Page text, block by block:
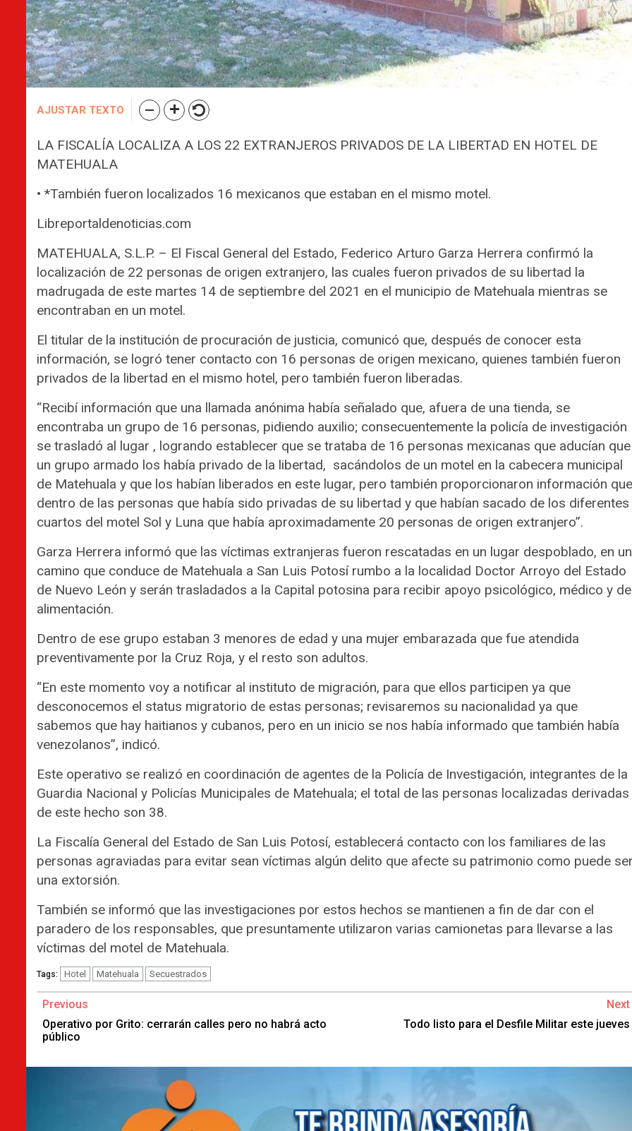
AJUSTAR TEXTO
LA FISCALÍA LOCALIZA A LOS 22 EXTRANJEROS PRIVADOS DE LA LIBERTAD EN HOTEL DE
MATEHUALA
• *También fueron localizados 16 mexicanos que estaban en el mismo motel.
Libreportaldenoticias.com
MATEHUALA, S.L.P. – El Fiscal General del Estado, Federico Arturo Garza Herrera confirmó la
localización de 22 personas de origen extranjero, las cuales fueron privados de su libertad la
madrugada de este martes 14 de septiembre del 2021 en el municipio de Matehuala mientras se
encontraban en un motel.
El titular de la institución de procuración de justicia, comunicó que, después de conocer esta
información, se logró tener contacto con 16 personas de origen mexicano, quienes también fueron
privados de la libertad en el mismo hotel, pero también fueron liberadas.
“Recibí información que una llamada anónima había señalado que, afuera de una tienda, se
encontraba un grupo de 16 personas, pidiendo auxilio; consecuentemente la policía de investigación
se trasladó al lugar , logrando establecer que se trataba de 16 personas mexicanas que aducían que
un grupo armado los había privado de la libertad, sacándolos de un motel en la cabecera municipal
de Matehuala y que los habían liberados en este lugar, pero también proporcionaron información que
dentro de las personas que había sido privadas de su libertad y que habían sacado de los diferentes
cuartos del motel Sol y Luna que había aproximadamente 20 personas de origen extranjero”.
Garza Herrera informó que las víctimas extranjeras fueron rescatadas en un lugar despoblado, en un
camino que conduce de Matehuala a San Luis Potosí rumbo a la localidad Doctor Arroyo del Estado
de Nuevo León y serán trasladados a la Capital potosina para recibir apoyo psicológico, médico y de
alimentación.
Dentro de ese grupo estaban 3 menores de edad y una mujer embarazada que fue atendida
preventivamente por la Cruz Roja, y el resto son adultos.
“En este momento voy a notificar al instituto de migración, para que ellos participen ya que
desconocemos el status migratorio de estas personas; revisaremos su nacionalidad ya que
sabemos que hay haitianos y cubanos, pero en un inicio se nos había informado que también había
venezolanos”, indicó.
Este operativo se realizó en coordinación de agentes de la Policía de Investigación, integrantes de la
Guardia Nacional y Policías Municipales de Matehuala; el total de las personas localizadas derivadas
de este hecho son 38.
La Fiscalía General del Estado de San Luis Potosí, establecerá contacto con los familiares de las
personas agraviadas para evitar sean víctimas algún delito que afecte su patrimonio como puede
una extorsión.
También se informó que las investigaciones por estos hechos se mantienen a fin de dar con el
paradero de los responsables, que presuntamente utilizaron varias camionetas para llevarse a las
víctimas del motel de Matehuala.
Tags: Hotel Matehuala Secuestrados
Continue
Reading
Previous
Operativo por Grito: cerrarán calles pero no habrá acto
público
Next
Todo listo para el Desfile Militar este jueves